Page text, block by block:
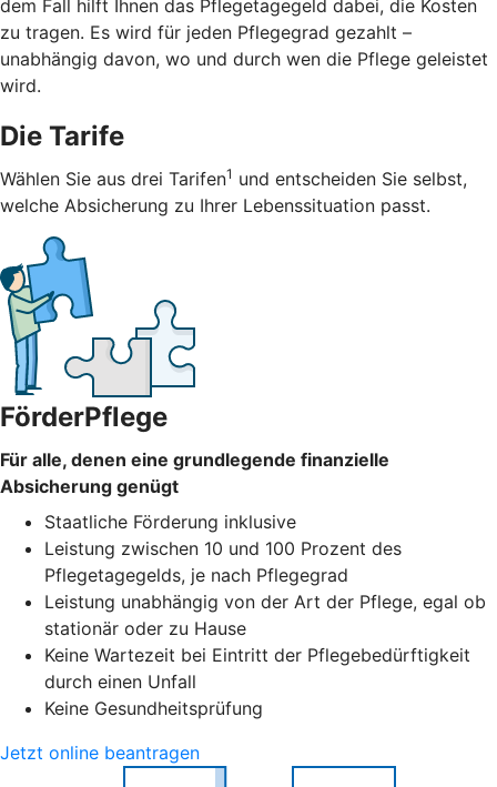
dem Fall hilft Ihnen das Pflegetagegeld dabei, die Kosten
zu tragen. Es wird für jeden Pflegegrad gezahlt –
unabhängig davon, wo und durch wen die Pflege geleistet
wird.
Die Tarife
Wählen Sie aus drei Tarifen1 und entscheiden Sie selbst,
welche Absicherung zu Ihrer Lebenssituation passt.
FörderPflege
Für alle, denen eine grundlegende finanzielle
Absicherung genügt
Staatliche Förderung inklusive
Leistung zwischen 10 und 100 Prozent des
Pflegetagegelds, je nach Pflegegrad
Leistung unabhängig von der Art der Pflege, egal ob
stationär oder zu Hause
Keine Wartezeit bei Eintritt der Pflegebedürftigkeit
durch einen Unfall
Keine Gesundheitsprüfung
Jetzt online beantragen